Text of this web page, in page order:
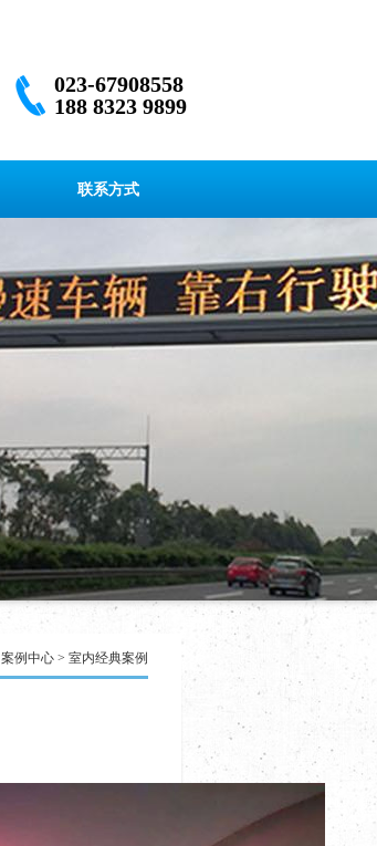
023-67908558
188 8323 9899
联系方式
案例中心 > 室内经典案例